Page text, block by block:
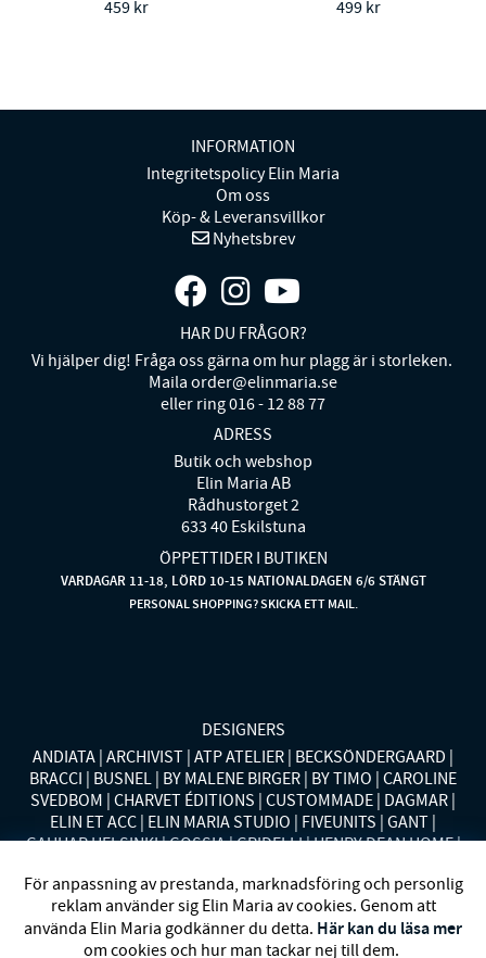
459 kr 499 kr
INFORMATION
Integritetspolicy Elin Maria
Om oss
Köp- & Leveransvillkor
Nyhetsbrev
HAR DU FRÅGOR?
Vi hjälper dig! Fråga oss gärna om hur plagg är i storleken.
Maila order@elinmaria.se
eller ring 016 - 12 88 77
ADRESS
Butik och webshop
Elin Maria AB
Rådhustorget 2
633 40 Eskilstuna
ÖPPETTIDER I BUTIKEN
VARDAGAR 11-18, LÖRD 10-15 NATIONALDAGEN 6/6 STÄNGT
PERSONAL SHOPPING? SKICKA ETT MAIL.
DESIGNERS
ANDIATA ARCHIVIST ATP ATELIER BECKSÖNDERGAARD
BRACCI BUSNEL BY MALENE BIRGER BY TIMO CAROLINE
SVEDBOM CHARVET ÉDITIONS CUSTOMMADE DAGMAR
ELIN ET ACC ELIN MARIA STUDIO FIVEUNITS GANT
GAUHAR HELSINKI GOSSIA GRIDELLI HENRY DEAN HOME
MISSONI HOME MONO MORENO CALIFORNIA MOS MOSH
MRS HOSIERY NORDAN HOME NÜMPH POLO RALPH
LAUREN RENÉE VOLTAIRE RODEBJER SECOND FEMALE
SIBIN LINNEBJERG STYLEIN SWEDISH STOCKINGS
För anpassning av prestanda, marknadsföring och personlig
reklam använder sig Elin Maria av cookies. Genom att
använda Elin Maria godkänner du detta. Här kan du läsa mer
om cookies och hur man tackar nej till dem.